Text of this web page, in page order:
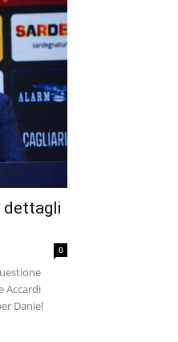
dettagli
0
Accardi
Daniel